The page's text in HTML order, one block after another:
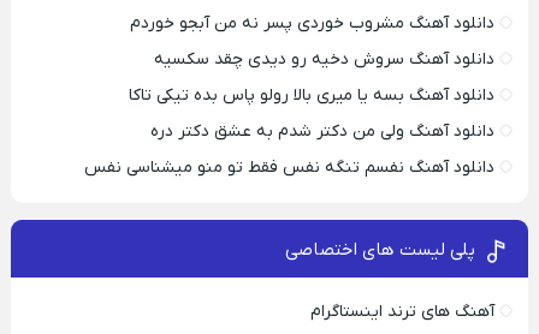
دانلود آهنگ مشروب خوردی پسر نه من آبجو خوردم
دانلود آهنگ سروش دخیه رو دیدی چقد سکسیه
دانلود آهنگ بسه یا میری بالا رولو پاس بده تیکی تاکا
دانلود آهنگ ولی من دکتر شدم به عشق دکتر دره
دانلود آهنگ نفسم تنگه نفس فقط تو منو میشناسی نفس
پلی لیست های اختصاصی
آهنگ های ترند اینستاگرام